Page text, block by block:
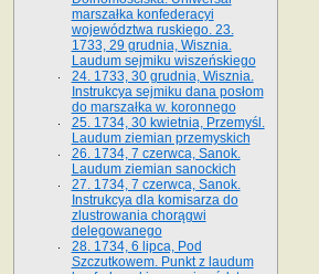
marszałka konfederacyi
województwa ruskiego. 23.
1733, 29 grudnia, Wisznia.
Laudum sejmiku wiszeńskiego
24. 1733, 30 grudnia, Wisznia.
Instrukcya sejmiku dana posłom
do marszałka w. koronnego
25. 1734, 30 kwietnia, Przemyśl.
Laudum ziemian przemyskich
26. 1734, 7 czerwca, Sanok.
Laudum ziemian sanockich
27. 1734, 7 czerwca, Sanok.
Instrukcya dla komisarza do
zlustrowania chorągwi
delegowanego
28. 1734, 6 lipca, Pod
Szczutkowem. Punkt z laudum